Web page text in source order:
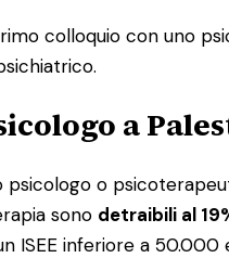
colloquio con uno
a
psicologo o
sono detraibili al
ISEE inferiore a 50.000